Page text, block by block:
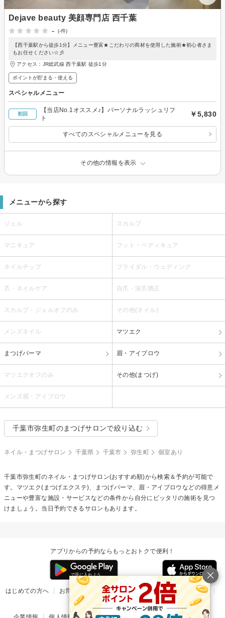
Dejave beauty 美顔専門店 西千葉
-
(-件)
【西千葉駅から徒歩1分】メニュー豊富★こだわりの商材を使用した施術★初心者さま
もお任せください☆彡
アクセス：JR総武線 西千葉駅 徒歩1分
ポイントが貯まる・使える
スペシャルメニュー
初回
【当店No.1オススメ♪】パーソナルラッシュリフ
ト
￥5,830
すべてのスペシャルメニューを見る
その他の情報を表示
メニューから探す
ジェル スカルプ
マニキュア フット・ペディキュア
ネイルチップ ブライダル・ウェディング
爪・ネイルケア 自爪・深爪矯正
スカルプ・ジェルオフのみ その他(ネイル)
メンズネイル マツエク
まつげパーマ 眉・アイブロウ
マツエクオフのみ その他(まつげ)
メンズ眉・アイブロウ
千葉市弥生町のまつげサロンで絞り込む
ネイル・まつげサロン 千葉県 千葉市 弥生町 個室あり
千葉市弥生町のネイル・まつげサロン(おすすめ順)から検索＆予約が可能で
す。マツエク(まつげエクステ)、まつげパーマ、眉・アイブロウなどの得意メ
ニューや豊富な施設・サービスなどの条件から自分にピッタリの施術を見つ
けましょう。当日予約できるサロンもあります。
アプリからの予約ならもっとおトクで便利！
はじめての方へ お問い合わせ ヘルプ リリース情報
利用規約
掲載ご希望のサロン様